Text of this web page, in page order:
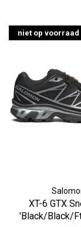
niet op voorraad
XT-6 GTX
'Black/Black/